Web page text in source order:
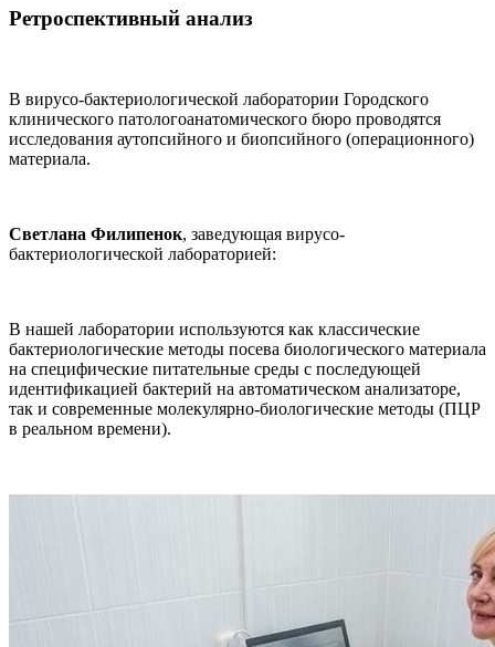
Ретроспективный анализ
В вирусо-бактериологической лаборатории Городского
клинического патологоанатомического бюро проводятся
исследования аутопсийного и биопсийного (операционного)
материала.
Светлана Филипенок, заведующая вирусо-
бактериологической лабораторией:
В нашей лаборатории используются как классические
бактериологические методы посева биологического материала
на специфические питательные среды с последующей
идентификацией бактерий на автоматическом анализаторе,
так и современные молекулярно-биологические методы (ПЦР
в реальном времени).